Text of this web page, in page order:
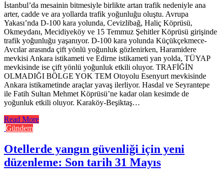
İstanbul’da mesainin bitmesiyle birlikte artan trafik nedeniyle ana
arter, cadde ve ara yollarda trafik yoğunluğu oluştu. Avrupa
Yakası’nda D-100 kara yolunda, Cevizlibağ, Haliç Köprüsü,
Okmeydanı, Mecidiyeköy ve 15 Temmuz Şehitler Köprüsü girişinde
trafik yoğunluğu yaşanıyor. D-100 kara yolunda Küçükçekmece-
Avcılar arasında çift yönlü yoğunluk gözlenirken, Haramidere
mevkisi Ankara istikameti ve Edirne istikameti yan yolda, TÜYAP
mevkisinde ise çift yönlü yoğunluk etkili oluyor. TRAFİĞİN
OLMADIĞI BÖLGE YOK TEM Otoyolu Esenyurt mevkisinde
Ankara istikametinde araçlar yavaş ilerliyor. Hasdal ve Seyrantepe
ile Fatih Sultan Mehmet Köprüsü’ne kadar olan kesimde de
yoğunluk etkili oluyor. Karaköy-Beşiktaş…
Read More
Gündem
Otellerde yangın güvenliği için yeni
düzenleme: Son tarih 31 Mayıs